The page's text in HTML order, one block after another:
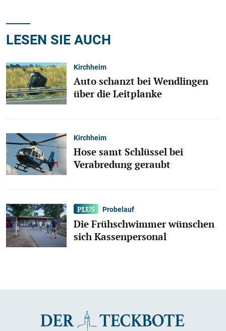
LESEN SIE AUCH
Kirchheim
Auto schanzt bei Wendlingen
über die Leitplanke
Kirchheim
Hose samt Schlüssel bei
Verabredung geraubt
Probelauf
Die Frühschwimmer wünschen
sich Kassenpersonal